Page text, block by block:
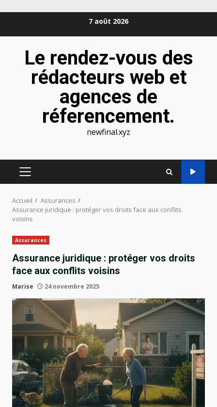
7 août 2026
Le rendez-vous des
rédacteurs web et
agences de
réferencement.
newfinal.xyz
MENU
Accueil
Assurances
Assurance juridique : protéger vos droits face aux conflits
voisins
Assurances
Assurance juridique : protéger vos droits
face aux conflits voisins
Marise 24 novembre 2025